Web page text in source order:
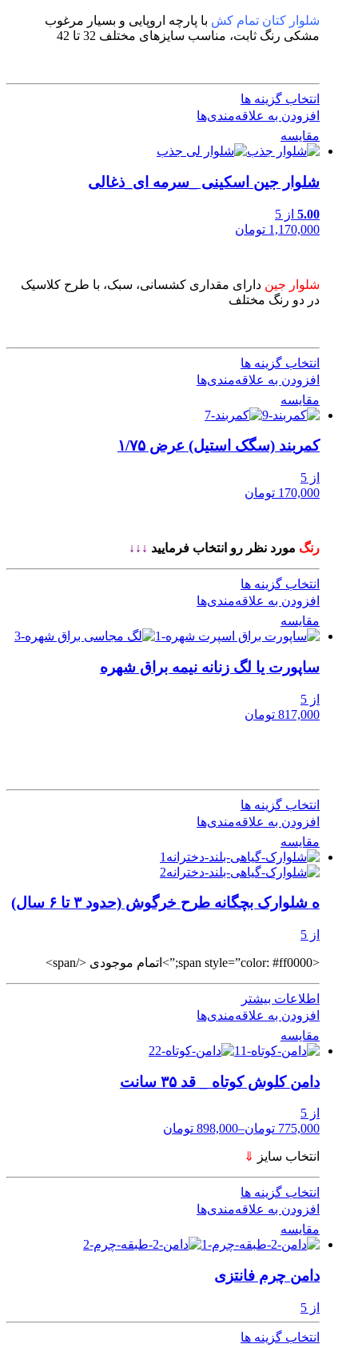
شلوار کتان تمام کش با پارچه اروپایی و بسیار مرغوب
مشکی رنگ ثابت، مناسب سایزهای مختلف 32 تا 42
انتخاب گزینه ها
افزودن به علاقه‌مندی‌ها
مقایسه
شلوار جین اسکینی _سرمه ای_ذغالی
5.00 از 5
1,170,000 تومان
شلوار جین دارای مقداری کشسانی، سبک، با طرح کلاسیک
در دو رنگ مختلف
انتخاب گزینه ها
افزودن به علاقه‌مندی‌ها
مقایسه
کمربند (سگک استیل) عرض ۱/۷۵
از 5
170,000 تومان
رنگ مورد نظر رو انتخاب فرمایید ↓↓↓
انتخاب گزینه ها
افزودن به علاقه‌مندی‌ها
مقایسه
ساپورت یا لگ زنانه نیمه براق شهره
از 5
817,000 تومان
انتخاب گزینه ها
افزودن به علاقه‌مندی‌ها
مقایسه
ه شلوارک بچگانه طرح خرگوش (حدود ۳ تا ۶ سال)
از 5
<span style=”color: #ff0000;”>اتمام موجودی </span>
اطلاعات بیشتر
افزودن به علاقه‌مندی‌ها
مقایسه
دامن کلوش کوتاه _ قد ۳۵ سانت
از 5
775,000 تومان
–898,000 تومان
انتخاب سایز ⇓
انتخاب گزینه ها
افزودن به علاقه‌مندی‌ها
مقایسه
دامن چرم فانتزی
از 5
انتخاب گزینه ها